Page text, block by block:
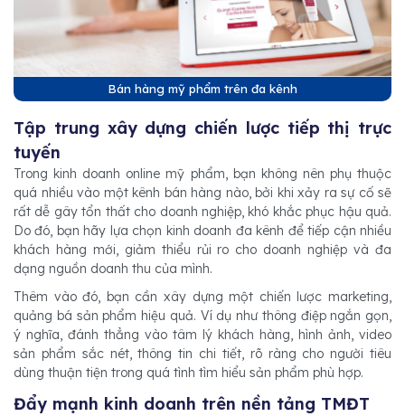
Bán hàng mỹ phẩm trên đa kênh
Tập trung xây dựng chiến lược tiếp thị trực
tuyến
Trong kinh doanh online mỹ phẩm, bạn không nên phụ thuộc
quá nhiều vào một kênh bán hàng nào, bởi khi xảy ra sự cố sẽ
rất dễ gây tổn thất cho doanh nghiệp, khó khắc phục hậu quả.
Do đó, bạn hãy lựa chọn kinh doanh đa kênh để tiếp cận nhiều
khách hàng mới, giảm thiểu rủi ro cho doanh nghiệp và đa
dạng nguồn doanh thu của mình.
Thêm vào đó, bạn cần xây dựng một chiến lược marketing,
quảng bá sản phẩm hiệu quả. Ví dụ như thông điệp ngắn gọn,
ý nghĩa, đánh thẳng vào tâm lý khách hàng, hình ảnh, video
sản phẩm sắc nét, thông tin chi tiết, rõ ràng cho người tiêu
dùng thuận tiện trong quá tình tìm hiểu sản phẩm phù hợp.
Đẩy mạnh kinh doanh trên nền tảng TMĐT